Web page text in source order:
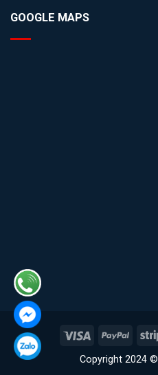
GOOGLE MAPS
Copyright 2024 ©